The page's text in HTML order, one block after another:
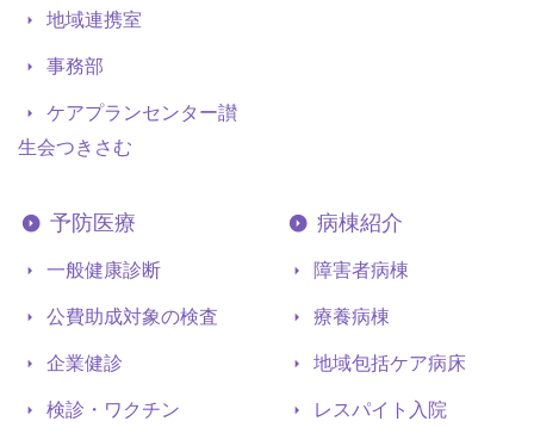
地域連携室
事務部
ケアプランセンター讃
生会つきさむ
予防医療
一般健康診断
公費助成対象の検査
企業健診
検診・ワクチン
病棟紹介
障害者病棟
療養病棟
地域包括ケア病床
レスパイト入院